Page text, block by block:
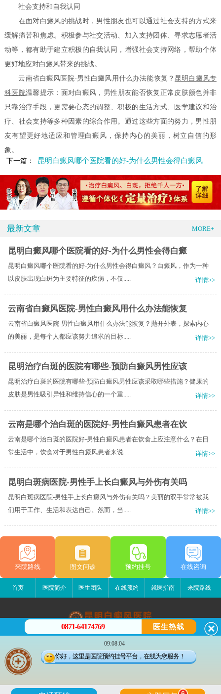
社会支持和自我认同
在面对白癜风的挑战时，男性朋友也可以通过社会支持的方式来
缓解痛苦和焦虑。积极参与社交活动、加入支持团体、寻求志愿者活
动等，都有助于建立积极的自我认同，增强社会支持网络，帮助个体
更好地应对白癜风带来的挑战。
云南省白癜风医院-男性白癜风用什么办法能恢复？ 昆明白癜风专
科医院温馨提示：面对白癜风，男性朋友能否恢复正常皮肤颜色并非
只靠治疗手段，更需要心态的调整、积极的生活方式、医学建议和治
疗、社会支持等多种因素的综合作用。通过这些方面的努力，男性朋
友有望更好地适应和管理白癜风，保持内心的美丽，树立自信的形
象。
下一篇：
昆明白癜风哪个医院看的好-为什么男性会得白癜风
最新文章 MORE+
昆明白癜风哪个医院看的好-为什么男性会得白癜
昆明白癜风哪个医院看的好-为什么男性会得白癜风？白癜风，作为一种
以皮肤出现白斑为主要特征的疾病，不仅.....
详情>>
云南省白癜风医院-男性白癜风用什么办法能恢复
云南省白癜风医院-男性白癜风用什么办法能恢复？抛开外表，探索内心
的美丽，是每个人都应该努力追求的目标.....
详情>>
昆明治疗白斑的医院有哪些-预防白癜风男性应该
昆明治疗白斑的医院有哪些-预防白癜风男性应该采取哪些措施？健康的
皮肤是男性吸引异性和维持信心的一个重.....
详情>>
云南是哪个治白斑的医院好-男性白癜风患者在饮
云南是哪个治白斑的医院好-男性白癜风患者在饮食上应注意什么？在日
常生活中，饮食对于男性白癜风患者来说.....
详情>>
昆明白斑病医院-男性手上长白癜风与外伤有关吗
昆明白斑病医院-男性手上长白癜风与外伤有关吗？美丽的双手常常被我
们用于工作、生活和表达自己。然而，当.....
详情>>
来院路线 图文问诊 预约挂号 在线咨询
首页 医院简介 医生团队 在线预约 就医指南 来院路线
昆明白癜风医院
昆明市五华区护国路2号
版权所有：昆明白癜风医院
滇公安备 53010202000563号
0871-64174769 医生热线
09:08:04
你好，这里是医院预约挂号平台，在线为您服务！